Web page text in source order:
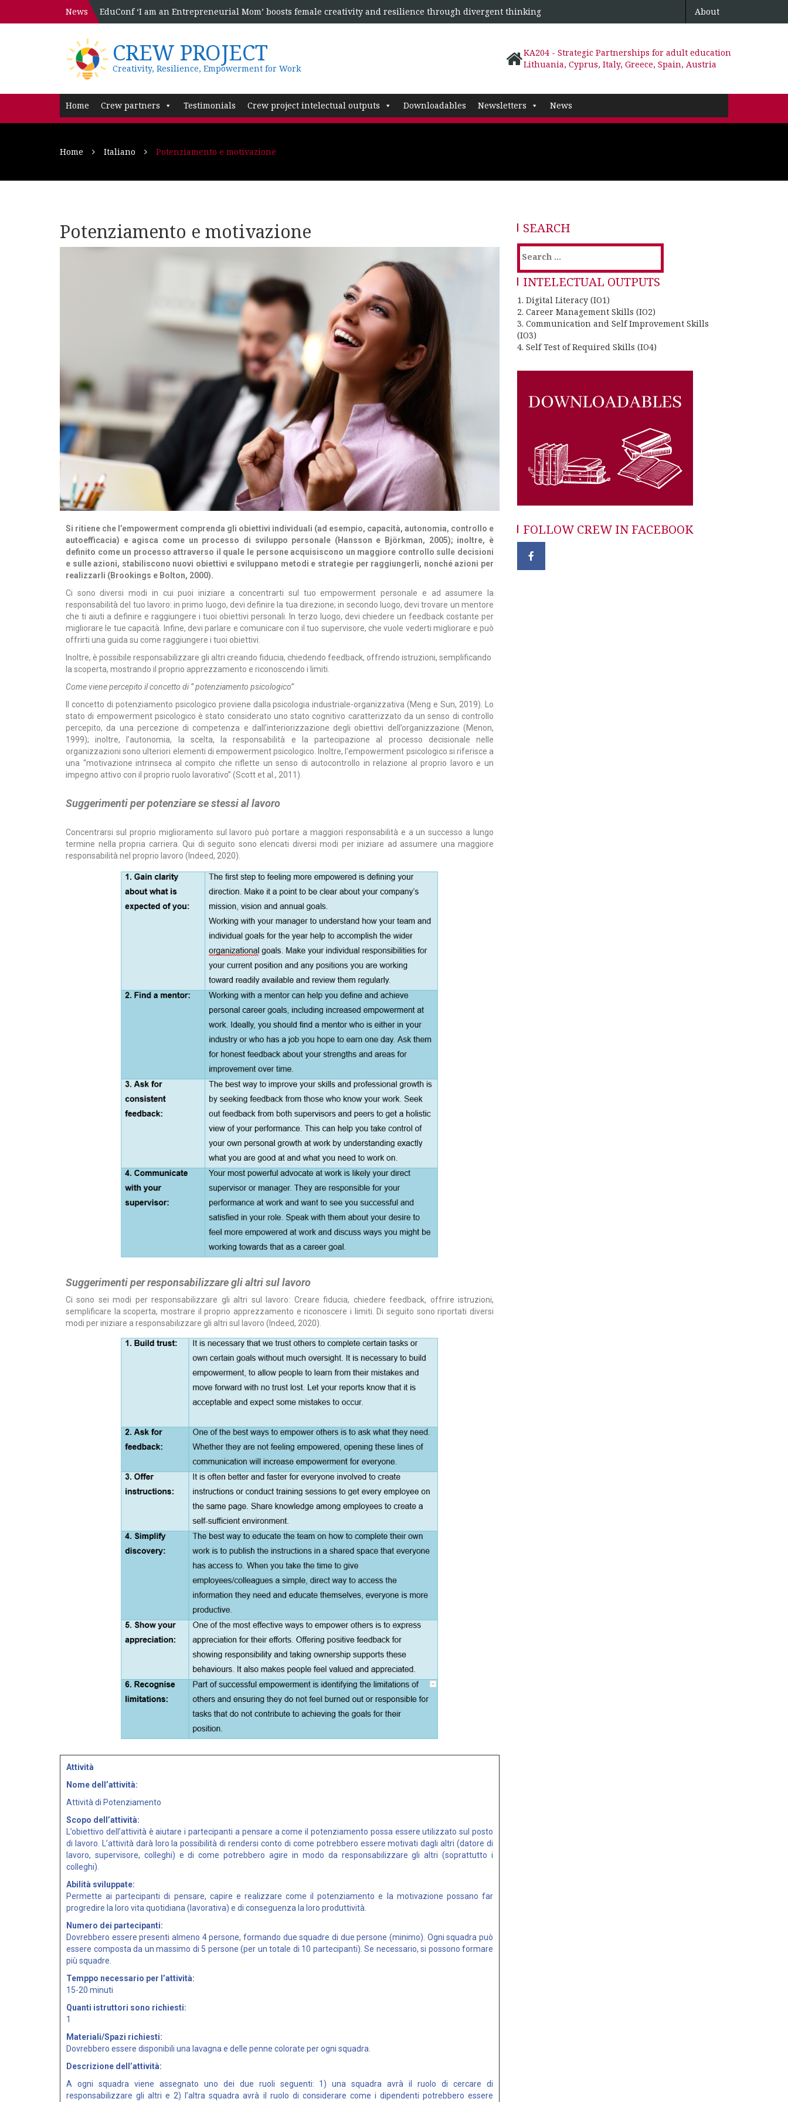
News EduConf ‘I am an Entrepreneurial Mom’ boosts female creativity and resilience through divergent thinking About
CREW PROJECT
Creativity, Resilience, Empowerment for Work
KA204 - Strategic Partnerships for adult education
Lithuania, Cyprus, Italy, Greece, Spain, Austria
Home Crew partners Testimonials Crew project intelectual outputs Downloadables Newsletters News
Home Italiano Potenziamento e motivazione
Potenziamento e motivazione
Si ritiene che l’empowerment comprenda gli obiettivi individuali (ad esempio, capacità, autonomia, controllo e
autoefficacia) e agisca come un processo di sviluppo personale (Hansson e Björkman, 2005); inoltre, è
definito come un processo attraverso il quale le persone acquisiscono un maggiore controllo sulle decisioni
e sulle azioni, stabiliscono nuovi obiettivi e sviluppano metodi e strategie per raggiungerli, nonché azioni per
realizzarli (Brookings e Bolton, 2000).
Ci sono diversi modi in cui puoi iniziare a concentrarti sul tuo empowerment personale e ad assumere la
responsabilità del tuo lavoro: in primo luogo, devi definire la tua direzione; in secondo luogo, devi trovare un mentore
che ti aiuti a definire e raggiungere i tuoi obiettivi personali. In terzo luogo, devi chiedere un feedback costante per
migliorare le tue capacità. Infine, devi parlare e comunicare con il tuo supervisore, che vuole vederti migliorare e può
offrirti una guida su come raggiungere i tuoi obiettivi.
Inoltre, è possibile responsabilizzare gli altri creando fiducia, chiedendo feedback, offrendo istruzioni, semplificando
la scoperta, mostrando il proprio apprezzamento e riconoscendo i limiti.
Come viene percepito il concetto di ” potenziamento psicologico”
Il concetto di potenziamento psicologico proviene dalla psicologia industriale-organizzativa (Meng e Sun, 2019). Lo
stato di empowerment psicologico è stato considerato uno stato cognitivo caratterizzato da un senso di controllo
percepito, da una percezione di competenza e dall’interiorizzazione degli obiettivi dell’organizzazione (Menon,
1999); inoltre, l’autonomia, la scelta, la responsabilità e la partecipazione al processo decisionale nelle
organizzazioni sono ulteriori elementi di empowerment psicologico. Inoltre, l’empowerment psicologico si riferisce a
una “motivazione intrinseca al compito che riflette un senso di autocontrollo in relazione al proprio lavoro e un
impegno attivo con il proprio ruolo lavorativo” (Scott et al., 2011).
Suggerimenti per potenziare se stessi al lavoro
Concentrarsi sul proprio miglioramento sul lavoro può portare a maggiori responsabilità e a un successo a lungo
termine nella propria carriera. Qui di seguito sono elencati diversi modi per iniziare ad assumere una maggiore
responsabilità nel proprio lavoro (Indeed, 2020).
Suggerimenti per responsabilizzare gli altri sul lavoro
Ci sono sei modi per responsabilizzare gli altri sul lavoro: Creare fiducia, chiedere feedback, offrire istruzioni,
semplificare la scoperta, mostrare il proprio apprezzamento e riconoscere i limiti. Di seguito sono riportati diversi
modi per iniziare a responsabilizzare gli altri sul lavoro (Indeed, 2020).
Attività
Nome dell’attività:
Attività di Potenziamento
Scopo dell’attività:
L’obiettivo dell’attività è aiutare i partecipanti a pensare a come il potenziamento possa essere utilizzato sul posto
di lavoro. L’attività darà loro la possibilità di rendersi conto di come potrebbero essere motivati dagli altri (datore di
lavoro, supervisore, colleghi) e di come potrebbero agire in modo da responsabilizzare gli altri (soprattutto i
colleghi).
Abilità sviluppate:
Permette ai partecipanti di pensare, capire e realizzare come il potenziamento e la motivazione possano far
progredire la loro vita quotidiana (lavorativa) e di conseguenza la loro produttività.
Numero dei partecipanti:
Dovrebbero essere presenti almeno 4 persone, formando due squadre di due persone (minimo). Ogni squadra può
essere composta da un massimo di 5 persone (per un totale di 10 partecipanti). Se necessario, si possono formare
più squadre.
Temppo necessario per l’attività:
15-20 minuti
Quanti istruttori sono richiesti:
1
Materiali/Spazi richiesti:
Dovrebbero essere disponibili una lavagna e delle penne colorate per ogni squadra.
Descrizione dell’attività:
A ogni squadra viene assegnato uno dei due ruoli seguenti: 1) una squadra avrà il ruolo di cercare di
responsabilizzare gli altri e 2) l’altra squadra avrà il ruolo di considerare come i dipendenti potrebbero essere
SEARCH
INTELECTUAL OUTPUTS
1. Digital Literacy (IO1)
2. Career Management Skills (IO2)
3. Communication and Self Improvement Skills
(IO3)
4. Self Test of Required Skills (IO4)
FOLLOW CREW IN FACEBOOK